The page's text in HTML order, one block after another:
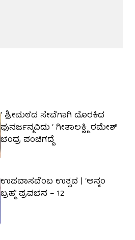
‘ ಶ್ರೀಮಠದ ಸೇವೆಗಾಗಿ ದೊರಕಿದ
ಪುನರ್ಜನ್ಮವಿದು ‘ ಗೀತಾಲಕ್ಷ್ಮಿ ರಮೇಶ್
ಚಂದ್ರ ಪಂಜಿಗದ್ದೆ
ಉಪವಾಸವೆಂಬ ಉತ್ಸವ | ‘ಅನ್ನಂ
ಬ್ರಹ್ಮ’ ಪ್ರವಚನ – 12